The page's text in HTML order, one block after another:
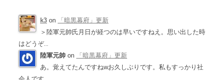
k3 on
「暗黒幕府」更新
＞陸軍元帥氏月日が経つのは早いですねえ。思い出した時
はどうぞ
陸軍元帥 on
「暗黒幕府」更新
あ。覚えてたんですねwお久しぶりです。私もすっかり社